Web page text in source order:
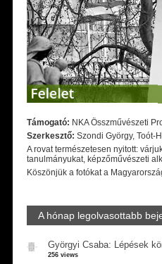
Támogató: NKA Összművészeti
Szerkesztő: Szondi György, Toót-
A rovat természetesen nyitott:
tanulmányukat, képzőművészeti
Köszönjük a fotókat a
A hónap legolvasottabb
Györgyi Csaba: Lépések
256 views